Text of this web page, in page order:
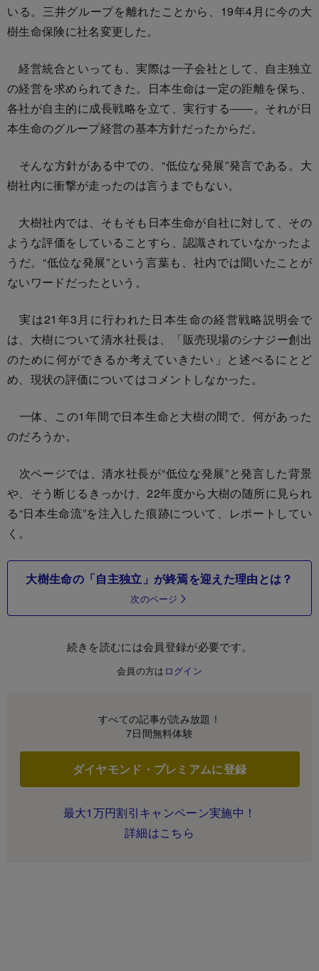
いる。三井グループを離れたことから、19年4月に今の大
樹生命保険に社名変更した。
経営統合といっても、実際は一子会社として、自主独立
の経営を求められてきた。日本生命は一定の距離を保ち、
各社が自主的に成長戦略を立て、実行する――。それが日
本生命のグループ経営の基本方針だったからだ。
そんな方針がある中での、“低位な発展”発言である。大
樹社内に衝撃が走ったのは言うまでもない。
大樹社内では、そもそも日本生命が自社に対して、その
ような評価をしていることすら、認識されていなかったよ
うだ。“低位な発展”という言葉も、社内では聞いたことが
ないワードだったという。
実は21年3月に行われた日本生命の経営戦略説明会で
は、大樹について清水社長は、「販売現場のシナジー創出
のために何ができるか考えていきたい」と述べるにとど
め、現状の評価についてはコメントしなかった。
一体、この1年間で日本生命と大樹の間で、何があった
のだろうか。
次ページでは、清水社長が“低位な発展”と発言した背景
や、そう断じるきっかけ、22年度から大樹の随所に見られ
る“日本生命流”を注入した痕跡について、レポートしてい
く。
大樹生命の「自主独立」が終焉を迎えた理由とは？
次のページ
続きを読むには会員登録が必要です。
会員の方は ログイン
すべての記事が読み放題！
7日間無料体験
ダイヤモンド・プレミアムに登録
最大1万円割引キャンペーン実施中！
詳細はこちら